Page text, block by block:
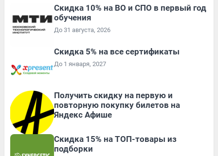
Скидка 10% на ВО и СПО в первый год
обучения
До 31 августа, 2026
Скидка 5% на все сертификаты
До 1 января, 2027
Получить скидку на первую и
повторную покупку билетов на
Яндекс Афише
Скидка 15% на ТОП-товары из
подборки